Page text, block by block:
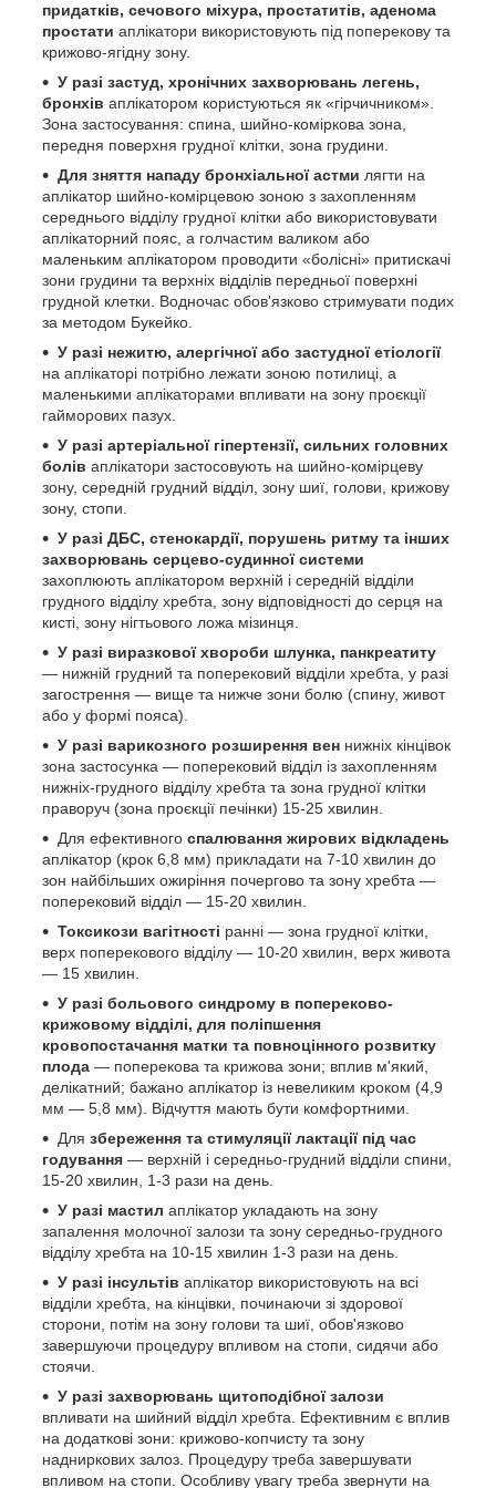
придатків, сечового міхура, простатитів, аденома
простати аплікатори використовують під поперекову та
крижово-ягідну зону.
У разі застуд, хронічних захворювань легень,
бронхів аплікатором користуються як «гірчичником».
Зона застосування: спина, шийно-коміркова зона,
передня поверхня грудної клітки, зона грудини.
Для зняття нападу бронхіальної астми лягти на
аплікатор шийно-комірцевою зоною з захопленням
середнього відділу грудної клітки або використовувати
аплікаторний пояс, а голчастим валиком або
маленьким аплікатором проводити «болісні» притискачі
зони грудини та верхніх відділів передньої поверхні
грудной клетки. Водночас обов'язково стримувати подих
за методом Букейко.
У разі нежитю, алергічної або застудної етіології
на аплікаторі потрібно лежати зоною потилиці, а
маленькими аплікаторами впливати на зону проєкції
гайморових пазух.
У разі артеріальної гіпертензії, сильних головних
болів аплікатори застосовують на шийно-комірцеву
зону, середній грудний відділ, зону шиї, голови, крижову
зону, стопи.
У разі ДБС, стенокардії, порушень ритму та інших
захворювань серцево-судинної системи
захоплюють аплікатором верхній і середній відділи
грудного відділу хребта, зону відповідності до серця на
кисті, зону нігтьового ложа мізинця.
У разі виразкової хвороби шлунка, панкреатиту
— нижній грудний та поперековий відділи хребта, у разі
загострення — вище та нижче зони болю (спину, живот
або у формі пояса).
У разі варикозного розширення вен нижніх кінцівок
зона застосунка — поперековий відділ із захопленням
нижніх-грудного відділу хребта та зона грудної клітки
праворуч (зона проєкції печінки) 15-25 хвилин.
Для ефективного спалювання жирових відкладень
аплікатор (крок 6,8 мм) прикладати на 7-10 хвилин до
зон найбільших ожиріння почергово та зону хребта —
поперековий відділ — 15-20 хвилин.
Токсикози вагітності ранні — зона грудної клітки,
верх поперекового відділу — 10-20 хвилин, верх живота
— 15 хвилин.
У разі больового синдрому в попереково-
крижовому відділі, для поліпшення
кровопостачання матки та повноцінного розвитку
плода — поперекова та крижова зони; вплив м'який,
делікатний; бажано аплікатор із невеликим кроком (4,9
мм — 5,8 мм). Відчуття мають бути комфортними.
Для збереження та стимуляції лактації під час
годування — верхній і середньо-грудний відділи спини,
15-20 хвилин, 1-3 рази на день.
У разі мастил аплікатор укладають на зону
запалення молочної залози та зону середньо-грудного
відділу хребта на 10-15 хвилин 1-3 рази на день.
У разі інсультів аплікатор використовують на всі
відділи хребта, на кінцівки, починаючи зі здорової
сторони, потім на зону голови та шиї, обов'язково
завершуючи процедуру впливом на стопи, сидячи або
стоячи.
У разі захворювань щитоподібної залози
впливати на шийний відділ хребта. Ефективним є вплив
на додаткові зони: крижово-копчисту та зону
надниркових залоз. Процедуру треба завершувати
впливом на стопи. Особливу увагу треба звернути на